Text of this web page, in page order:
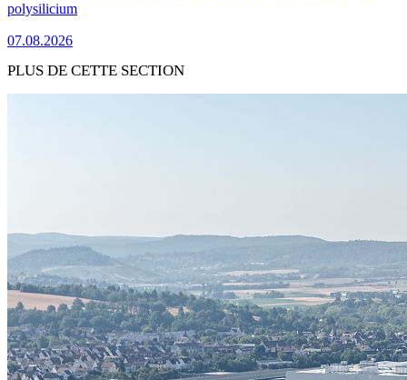
polysilicium
07.08.2026
PLUS DE CETTE SECTION